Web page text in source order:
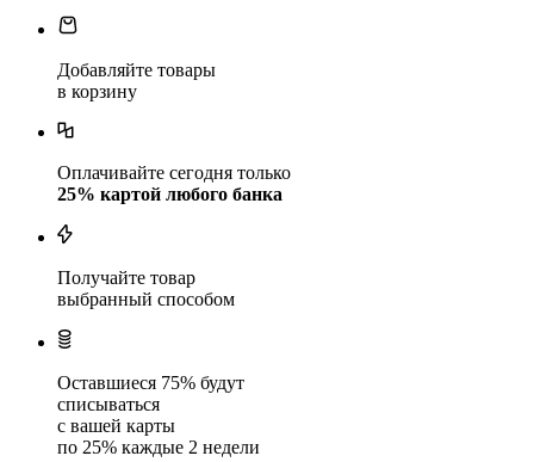
Добавляйте товары
в корзину
Оплачивайте сегодня только
25% картой любого банка
Получайте товар
выбранный способом
Оставшиеся 75% будут
списываться
с вашей карты
по 25% каждые 2 недели